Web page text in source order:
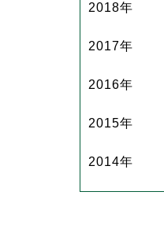
2018年
2017年
2016年
2015年
2014年